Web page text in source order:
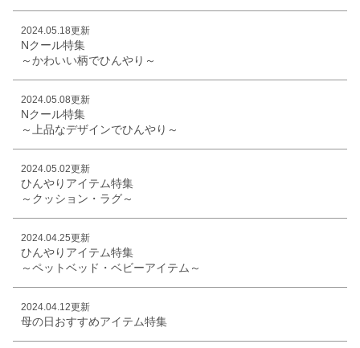
2024.05.18更新
Nクール特集
～かわいい柄でひんやり～
2024.05.08更新
Nクール特集
～上品なデザインでひんやり～
2024.05.02更新
ひんやりアイテム特集
～クッション・ラグ～
2024.04.25更新
ひんやりアイテム特集
～ペットベッド・ベビーアイテム～
2024.04.12更新
母の日おすすめアイテム特集